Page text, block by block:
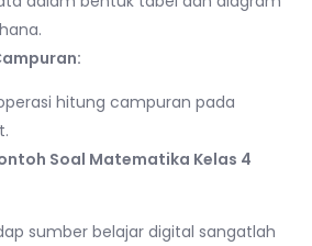
hitung campuran pada
Soal Matematika Kelas 4
sumber belajar digital sangatlah